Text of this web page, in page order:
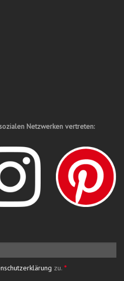
Netzwerken vertreten:
zu. *